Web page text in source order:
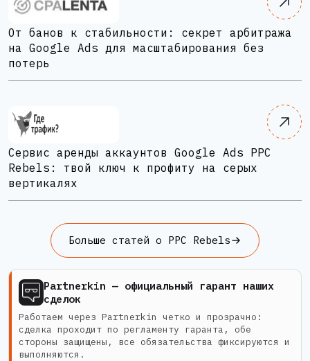
От банов к стабильности: секрет арбитража
на Google Ads для масштабирования без
потерь
Сервис аренды аккаунтов Google Ads PPC
Rebels: твой ключ к профиту на серых
вертикалях
Больше статей о PPC Rebels
Partnerkin — официальный гарант наших
сделок
Работаем через Partnerkin четко и прозрачно:
сделка проходит по регламенту гаранта, обе
стороны защищены, все обязательства фиксируются и
выполняются.